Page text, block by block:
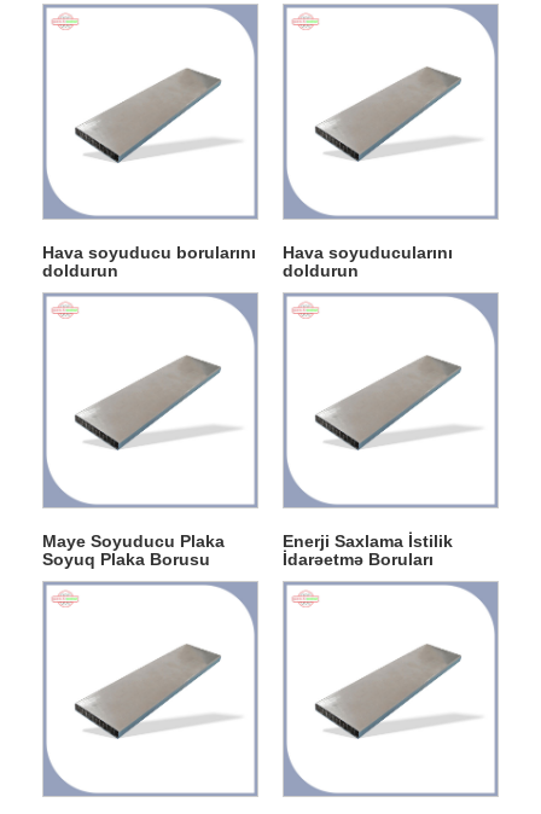
Hava soyuducu borularını
doldurun
Hava soyuducularını
doldurun
Maye Soyuducu Plaka
Soyuq Plaka Borusu
Enerji Saxlama İstilik
İdarəetmə Boruları